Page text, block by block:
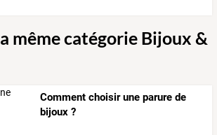
même catégorie Bijoux &
Comment choisir une parure de
bijoux ?